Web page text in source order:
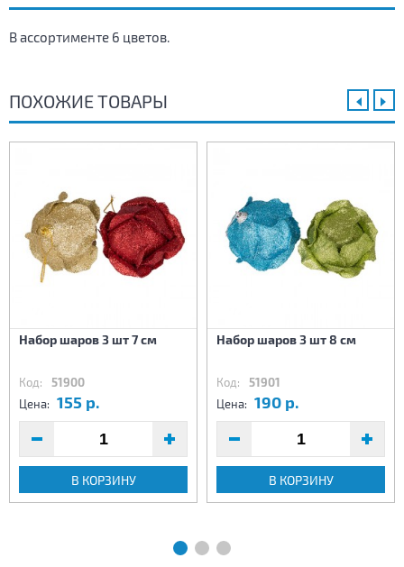
В ассортименте 6 цветов.
ПОХОЖИЕ ТОВАРЫ
Набор шаров 3 шт 7 см
Код: 51900
Цена: 155 р.
В КОРЗИНУ
Набор шаров 3 шт 8 см
Код: 51901
Цена: 190 р.
В КОРЗИНУ